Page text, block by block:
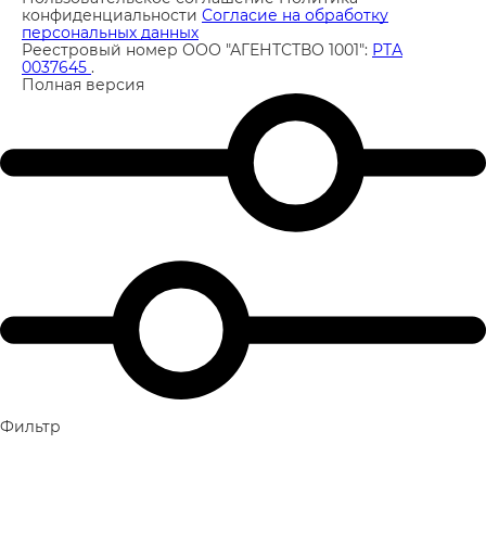
конфиденциальности Согласие на обработку
персональных данных
Реестровый номер ООО "АГЕНТСТВО 1001": РТА
0037645 .
Полная версия
Фильтр